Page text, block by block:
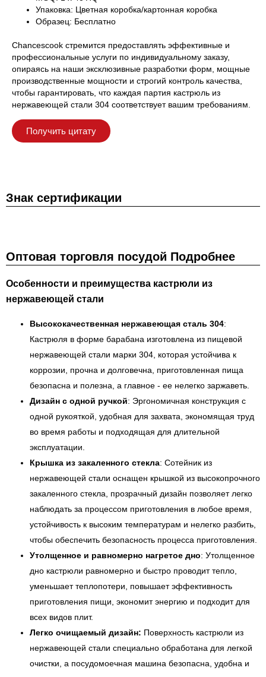
Упаковка: Цветная коробка/картонная коробка
Образец: Бесплатно
Chancescook стремится предоставлять эффективные и
профессиональные услуги по индивидуальному заказу,
опираясь на наши эксклюзивные разработки форм, мощные
производственные мощности и строгий контроль качества,
чтобы гарантировать, что каждая партия кастрюль из
нержавеющей стали 304 соответствует вашим требованиям.
Получить цитату
Знак сертификации
Оптовая торговля посудой Подробнее
Особенности и преимущества кастрюли из
нержавеющей стали
Высококачественная нержавеющая сталь 304:
Кастрюля в форме барабана изготовлена из пищевой
нержавеющей стали марки 304, которая устойчива к
коррозии, прочна и долговечна, приготовленная пища
безопасна и полезна, а главное - ее нелегко заржаветь.
Дизайн с одной ручкой: Эргономичная конструкция с
одной рукояткой, удобная для захвата, экономящая труд
во время работы и подходящая для длительной
эксплуатации.
Крышка из закаленного стекла: Сотейник из
нержавеющей стали оснащен крышкой из высокопрочного
закаленного стекла, прозрачный дизайн позволяет легко
наблюдать за процессом приготовления в любое время,
устойчивость к высоким температурам и нелегко разбить,
чтобы обеспечить безопасность процесса приготовления.
Утолщенное и равномерно нагретое дно: Утолщенное
дно кастрюли равномерно и быстро проводит тепло,
уменьшает теплопотери, повышает эффективность
приготовления пищи, экономит энергию и подходит для
всех видов плит.
Легко очищаемый дизайн: Поверхность кастрюли из
нержавеющей стали специально обработана для легкой
очистки, а посудомоечная машина безопасна, удобна и